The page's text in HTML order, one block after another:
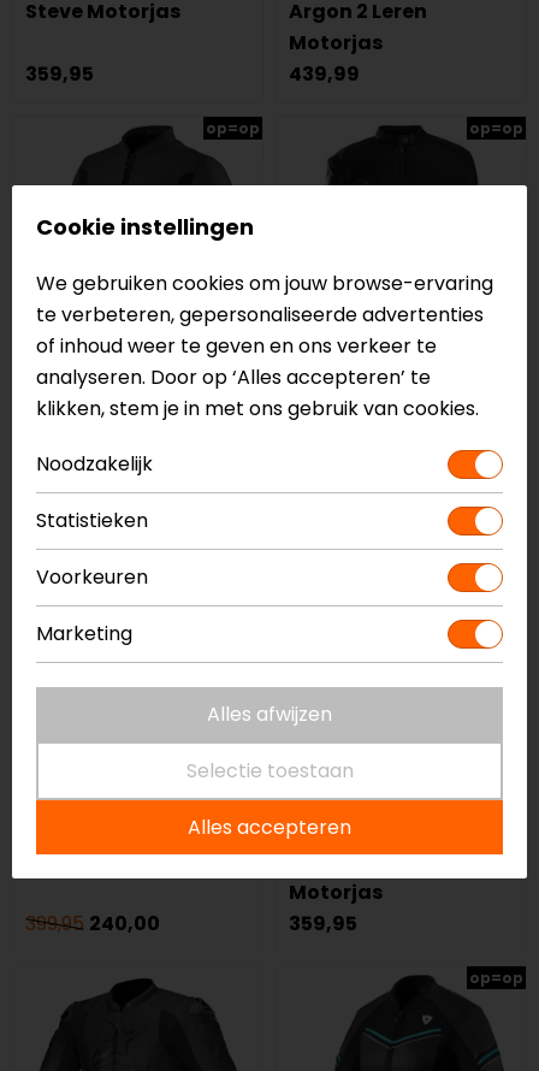
Steve Motorjas
359,95
Argon 2 Leren
Motorjas
439,99
op=op
REV'IT!
449,99
op=op
CLAW
249,95
-40%
Brixham Motorjas
399,95 240,00
Rusty Stitches
Super Jari V2
Motorjas
359,95
op=op
Cookie instellingen
We gebruiken cookies om jouw browse-ervaring
te verbeteren, gepersonaliseerde advertenties
of inhoud weer te geven en ons verkeer te
analyseren. Door op ‘Alles accepteren’ te
klikken, stem je in met ons gebruik van cookies.
Noodzakelijk
Statistieken
Voorkeuren
Marketing
Alles afwijzen
Selectie toestaan
Alles accepteren